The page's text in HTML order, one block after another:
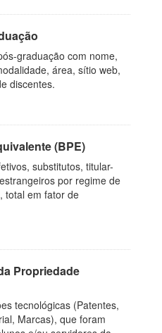
graduação com nome,
área, sítio web,
discentes.
(BPE)
substitutos, titular-
por regime de
total em fator de
Propriedade
tecnológicas (Patentes,
Marcas), que foram